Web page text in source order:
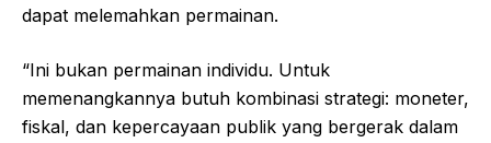
dapat melemahkan permainan.
“Ini bukan permainan individu. Untuk
memenangkannya butuh kombinasi strategi: moneter,
fiskal, dan kepercayaan publik yang bergerak dalam